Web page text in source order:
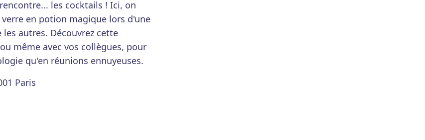
les cocktails ! Ici, on
en potion magique lors d'une
autres. Découvrez cette
même avec vos collègues, pour
qu'en réunions ennuyeuses.
Paris